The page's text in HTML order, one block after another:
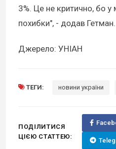
3%. Це не критично, бо у
похибки", - додав Гетман.
Джерело: УНІАН
ТЕГИ: новини україни
ПОДІЛИТИСЯ
ЦІЄЮ СТАТТЕЮ: